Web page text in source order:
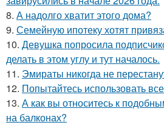
8. А надолго хватит этого дома?
9. Семейную ипотеку хотят
10. Девушка попросила
делать в этом углу и тут началось.
11. Эмираты никогда не
12. Попытайтесь использовать
13. А как вы относитесь к
на балконах?